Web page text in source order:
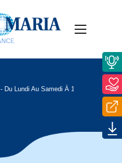
Du Lundi Au Samedi À 12h15, Le Mardi À